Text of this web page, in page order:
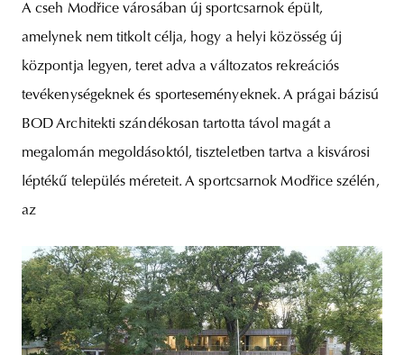
A cseh Modřice városában új sportcsarnok épült,
amelynek nem titkolt célja, hogy a helyi közösség új
központja legyen, teret adva a változatos rekreációs
tevékenységeknek és sporteseményeknek. A prágai bázisú
BOD Architekti szándékosan tartotta távol magát a
megalomán megoldásoktól, tiszteletben tartva a kisvárosi
léptékű település méreteit. A sportcsarnok Modřice szélén,
az